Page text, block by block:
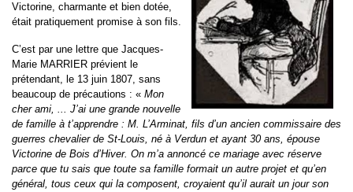
Victorine, charmante et bien dotée,
était pratiquement promise à son fils.
C’est par une lettre que Jacques-
Marie MARRIER prévient le
prétendant, le 13 juin 1807, sans
beaucoup de précautions : « Mon
cher ami, ... J’ai une grande nouvelle
de famille à t’apprendre : M. L’Arminat, fils d’un ancien commissaire des
guerres chevalier de St-Louis, né à Verdun et ayant 30 ans, épouse
Victorine de Bois d’Hiver. On m’a annoncé ce mariage avec réserve
parce que tu sais que toute sa famille formait un autre projet et qu’en
général, tous ceux qui la composent, croyaient qu’il aurait un jour son